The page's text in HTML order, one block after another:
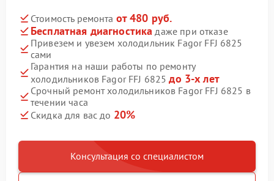
Стоимость ремонта от 480 руб.
Бесплатная диагностика даже при отказе
Привезем и увезем холодильник Fagor FFJ 6825
сами
Гарантия на наши работы по ремонту
холодильников Fagor FFJ 6825до 3-х лет
Срочный ремонт холодильников Fagor FFJ 6825 в
течении часа
Скидка для вас до 20%
Консультация со специалистом